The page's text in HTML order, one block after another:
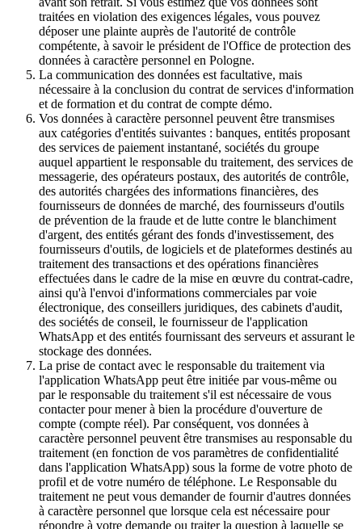
traitées en violation des exigences légales, vous pouvez
déposer une plainte auprès de l'autorité de contrôle
compétente, à savoir le président de l'Office de protection des
données à caractère personnel en Pologne.
La communication des données est facultative, mais
nécessaire à la conclusion du contrat de services d'information
et de formation et du contrat de compte démo.
Vos données à caractère personnel peuvent être transmises
aux catégories d'entités suivantes : banques, entités proposant
des services de paiement instantané, sociétés du groupe
auquel appartient le responsable du traitement, des services de
messagerie, des opérateurs postaux, des autorités de contrôle,
des autorités chargées des informations financières, des
fournisseurs de données de marché, des fournisseurs d'outils
de prévention de la fraude et de lutte contre le blanchiment
d'argent, des entités gérant des fonds d'investissement, des
fournisseurs d'outils, de logiciels et de plateformes destinés au
traitement des transactions et des opérations financières
effectuées dans le cadre de la mise en œuvre du contrat-cadre,
ainsi qu'à l'envoi d'informations commerciales par voie
électronique, des conseillers juridiques, des cabinets d'audit,
des sociétés de conseil, le fournisseur de l'application
WhatsApp et des entités fournissant des serveurs et assurant le
stockage des données.
La prise de contact avec le responsable du traitement via
l'application WhatsApp peut être initiée par vous-même ou
par le responsable du traitement s'il est nécessaire de vous
contacter pour mener à bien la procédure d'ouverture de
compte (compte réel). Par conséquent, vos données à
caractère personnel peuvent être transmises au responsable du
traitement (en fonction de vos paramètres de confidentialité
dans l'application WhatsApp) sous la forme de votre photo de
profil et de votre numéro de téléphone. Le Responsable du
traitement ne peut vous demander de fournir d'autres données
à caractère personnel que lorsque cela est nécessaire pour
répondre à votre demande ou traiter la question à laquelle se